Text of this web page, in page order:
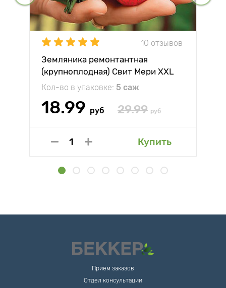
10 отзывов
Земляника ремонтантная
(крупноплодная) Свит Мери XXL
Кол-во в упаковке: 5 саж
18.99 руб 29.99 руб
Купить
Прием заказов
Отдел консультации